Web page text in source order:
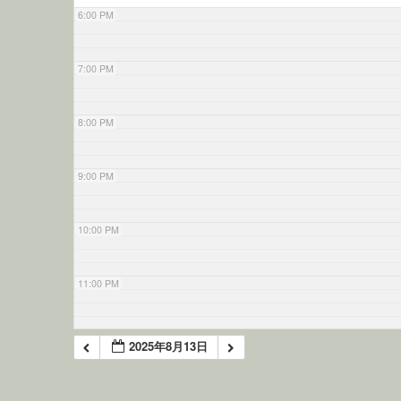
6:00 PM
7:00 PM
8:00 PM
9:00 PM
10:00 PM
11:00 PM
2025年8月13日